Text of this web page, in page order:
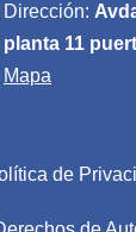
Dirección:
planta 11
Mapa
de